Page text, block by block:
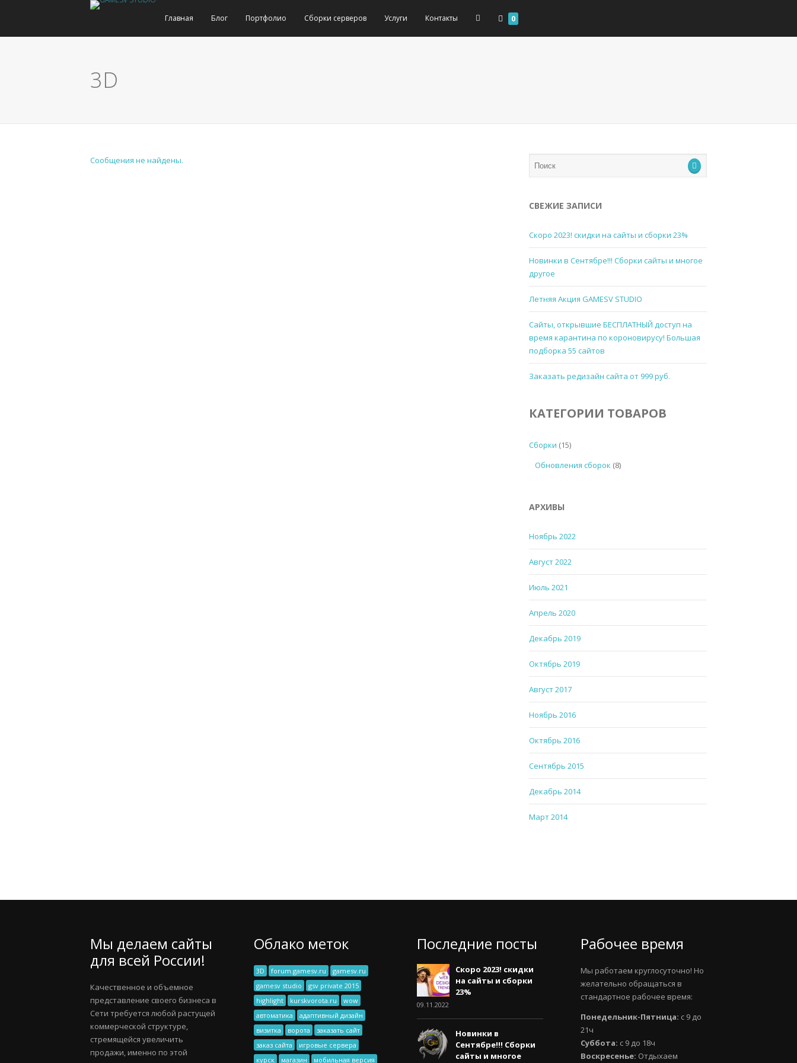
Главная Блог Портфолио Сборки серверов Услуги Контакты 0
3D
Сообщения не найдены.
СВЕЖИЕ ЗАПИСИ
Скоро 2023! скидки на сайты и сборки 23%
Новинки в Сентябре!!! Сборки сайты и многое
другое
Летняя Акция GAMESV STUDIO
Сайты, открывшие БЕСПЛАТНЫЙ доступ на
время карантина по короновирусу! Большая
подборка 55 сайтов
Заказать редизайн сайта от 999 руб.
КАТЕГОРИИ ТОВАРОВ
Сборки (15)
Обновления сборок (8)
АРХИВЫ
Ноябрь 2022
Август 2022
Июль 2021
Апрель 2020
Декабрь 2019
Октябрь 2019
Август 2017
Ноябрь 2016
Октябрь 2016
Сентябрь 2015
Декабрь 2014
Март 2014
Мы делаем сайты
для всей России!
Качественное и объемное
представление своего бизнеса в
Сети требуется любой растущей
коммерческой структуре,
стремящейся увеличить
продажи, именно по этой
Облако меток
3D forum.gamesv.ru
gamesv.ru
gamesv studio
gsv private 2015
highlight
kurskvorota.ru
wow
автоматика
адаптивный дизайн
визитка
ворота
заказать сайт
заказ сайта
игровые сервера
курск
магазин мобильная версия
Последние посты
Скоро 2023! скидки
на сайты и сборки
23%
09.11.2022
Новинки в
Сентябре!!! Сборки
сайты и многое
Рабочее время
Мы работаем круглосуточно! Но
желательно обращаться в
стандартное рабочее время:
Понедельник-Пятница: с 9 до
21ч
Суббота: с 9 до 18ч
Воскресенье: Отдыхаем